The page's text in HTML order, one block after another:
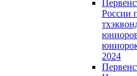
России
2024